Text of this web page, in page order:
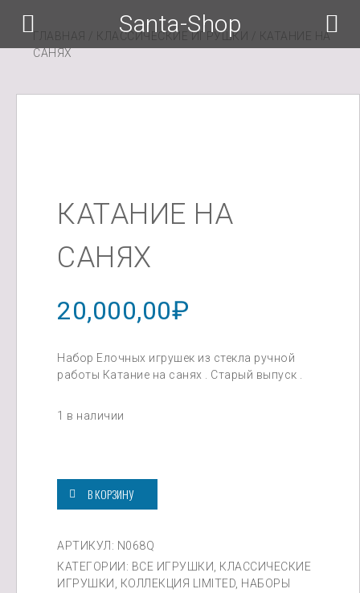
Santa-Shop
ГЛАВНАЯ КЛАССИЧЕСКИЕ ИГРУШКИ
/ КАТАНИЕ НА
САНЯХ
КАТАНИЕ НА
САНЯХ
20,000,00₽
Набор Елочных игрушек из стекла ручной
работы Катание на санях . Старый выпуск .
1 в наличии
КатаниеВ КОРЗИНУ
АРТИКУЛ: N068Q
КАТЕГОРИИ: ВСЕ ИГРУШКИ
КЛАССИЧЕСКИЕ
ИГРУШКИ
КОЛЛЕКЦИЯ LIMITED НАБОРЫ